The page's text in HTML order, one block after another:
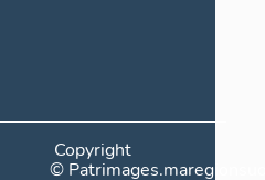
Copyright
©